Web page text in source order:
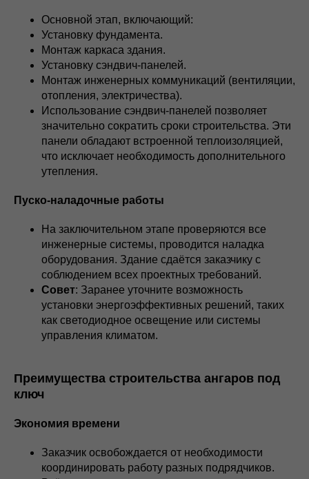
Основной этап, включающий:
Установку фундамента.
Монтаж каркаса здания.
Установку сэндвич-панелей.
Монтаж инженерных коммуникаций (вентиляции,
отопления, электричества).
Использование сэндвич-панелей позволяет
значительно сократить сроки строительства. Эти
панели обладают встроенной теплоизоляцией,
что исключает необходимость дополнительного
утепления.
Пуско-наладочные работы
На заключительном этапе проверяются все
инженерные системы, проводится наладка
оборудования. Здание сдаётся заказчику с
соблюдением всех проектных требований.
Совет: Заранее уточните возможность
установки энергоэффективных решений, таких
как светодиодное освещение или системы
управления климатом.
Преимущества строительства ангаров под
ключ
Экономия времени
Заказчик освобождается от необходимости
координировать работу разных подрядчиков.